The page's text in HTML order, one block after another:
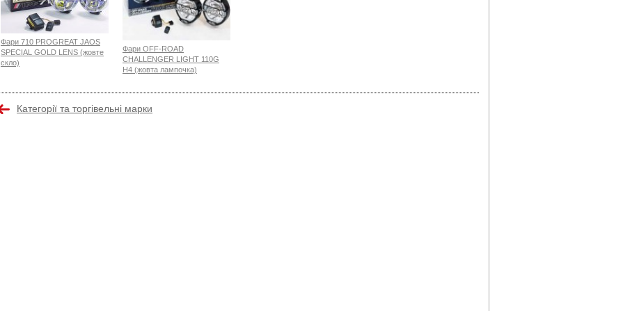
Фари 710 PROGREAT JAOS
SPECIAL GOLD LENS (жовте
скло)
Фари OFF-ROAD
CHALLENGER LIGHT 110G
H4 (жовта лампочка)
Категорії та торгівельні марки